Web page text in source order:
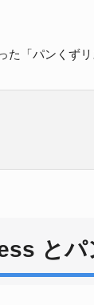
た「パンくず
とパ